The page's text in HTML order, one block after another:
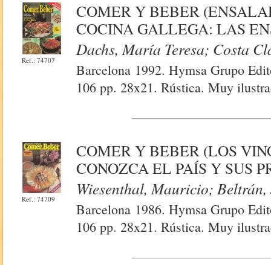
Ref.: 74707
COMER Y BEBER
COCINA GALLEGA: LAS
Dachs, María Teresa; Costa
Barcelona 1992. Hymsa Grupo
106 pp. 28x21. Rústica. Muy
Ref.: 74709
COMER Y BEBER (LOS
CONOZCA EL PAÍS Y SUS
Wiesenthal, Mauricio; Beltrán,
Barcelona 1986. Hymsa Grupo
106 pp. 28x21. Rústica. Muy